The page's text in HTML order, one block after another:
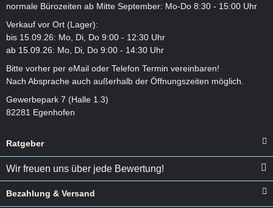
normale Bürozeiten ab Mitte September: Mo-Do 8:30 - 15:00 Uhr
Verkauf vor Ort (Lager):
bis 15.09.26: Mo, Di, Do 9:00 - 12:30 Uhr
ab 15.09.26: Mo, Di, Do 9:00 - 14:30 Uhr
Bitte vorher per eMail oder Telefon Termin vereinbaren!
Nach Absprache auch außerhalb der Öffnungszeiten möglich.
Gewerbepark 7 (Halle 1.3)
82281 Egenhofen
Ratgeber
Wir freuen uns über jede Bewertung!
Bezahlung & Versand